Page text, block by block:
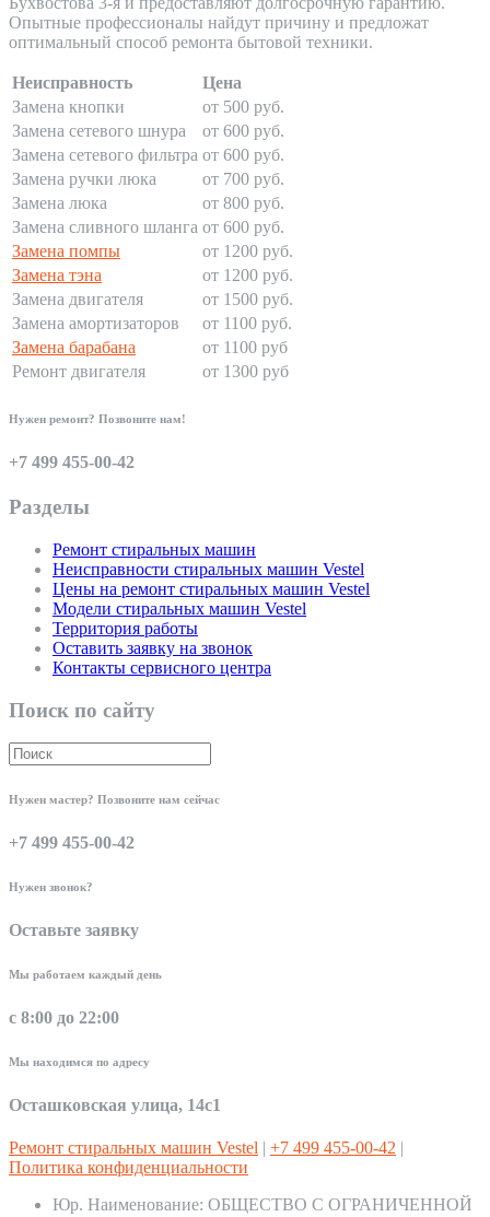
Опытные профессионалы найдут причину и предложат
оптимальный способ ремонта бытовой техники.
Неисправность
Цена
Замена кнопки
от 500 руб.
Замена сетевого шнура
от 600 руб.
Замена сетевого фильтра от 600 руб.
Замена ручки люка
от 700 руб.
Замена люка
от 800 руб.
Замена сливного шланга от 600 руб.
Замена помпы
от 1200 руб.
Замена тэна
от 1200 руб.
Замена двигателя
от 1500 руб.
Замена амортизаторов
от 1100 руб.
Замена барабана
от 1100 руб
Ремонт двигателя
от 1300 руб
Нужен ремонт? Позвоните нам!
+7 499 455-00-42
Разделы
Ремонт стиральных машин
Неисправности стиральных машин Vestel
Цены на ремонт стиральных машин Vestel
Модели стиральных машин Vestel
Территория работы
Оставить заявку на звонок
Контакты сервисного центра
Поиск по сайту
Нужен мастер? Позвоните нам сейчас
+7 499 455-00-42
Нужен звонок?
Оставьте заявку
Мы работаем каждый день
с 8:00 до 22:00
Мы находимся по адресу
Осташковская улица, 14с1
Ремонт стиральных машин Vestel | +7 499 455-00-42 |
Политика конфиденциальности
Юр. Наименование: ОБЩЕСТВО С ОГРАНИЧЕННОЙ